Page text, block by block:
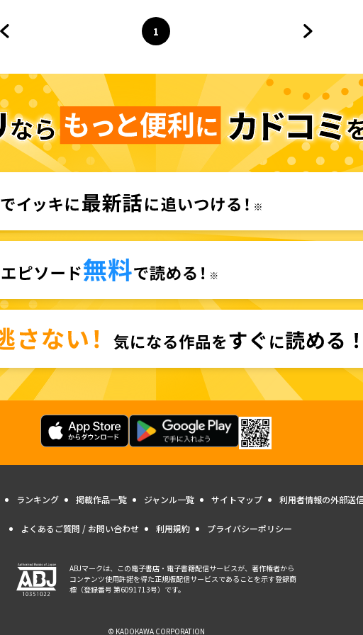
ページ
1
へ
ランキング 掲載作品一覧 ジャンル一覧 サイトマップ 利用者情報の外部送
よくあるご質問 / お問い合わせ 利用規約 プライバシーポリシー
ABJマークは、この電子書店・電子書籍配信サービスが、著作権者から
コンテンツ使用許諾を得た正規版配信サービスであることを示す登録商
標（登録番号 第6091713号）です。
© KADOKAWA CORPORATION